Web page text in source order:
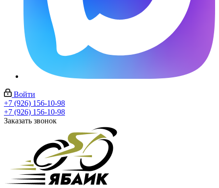
Войти
+7 (926) 156-10-98
+7 (926) 156-10-98
Заказать звонок